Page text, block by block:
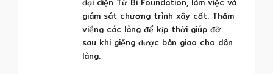
giám sát chương trình xây cất. Thăm
viếng các làng để kịp thời giúp đỡ
sau khi giếng được bàn giao cho dân
làng.